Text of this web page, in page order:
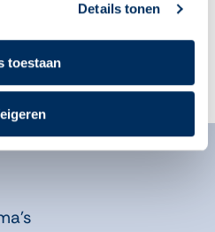
Details tonen
toestaan